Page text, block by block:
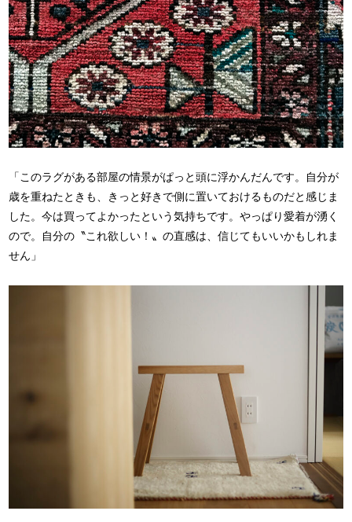
「このラグがある部屋の情景がぱっと頭に浮かんだんです。自分が
歳を重ねたときも、きっと好きで側に置いておけるものだと感じま
した。今は買ってよかったという気持ちです。やっぱり愛着が湧く
ので。自分の〝これ欲しい！〟の直感は、信じてもいいかもしれま
せん」